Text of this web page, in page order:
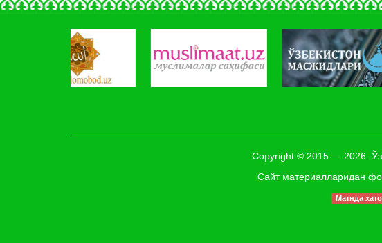
Copyright © 2015 — 2026.
Сайт материалларидан
Матнда